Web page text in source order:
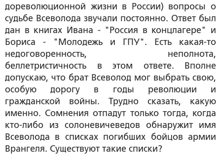
дореволюционной жизни в России) вопросы о
судьбе Всеволода звучали постоянно. Ответ был
дан в книгах Ивана - "Россия в концлагере" и
Бориса - "Молодежь и ГПУ". Есть какая-то
недоговоренность, неполнота,
беллетристичность в этом ответе. Вполне
допускаю, что брат Всеволод мог выбрать свою,
особую дорогу в годы революции и
гражданской войны. Трудно сказать, какую
именно. Сомнения отпадут только тогда, когда
кто-либо из солоневичеведов обнаружит имя
Всеволода в списках погибших бойцов армии
Врангеля. Существуют такие списки?